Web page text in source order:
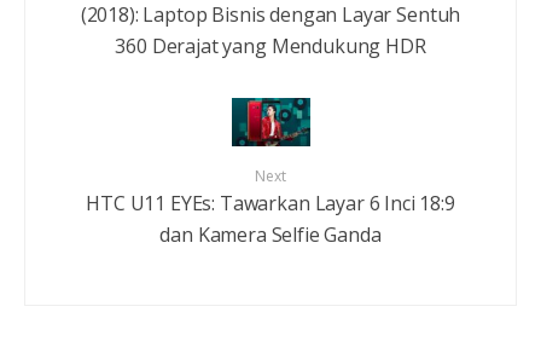
(2018): Laptop Bisnis dengan Layar Sentuh
360 Derajat yang Mendukung HDR
Next
HTC U11 EYEs: Tawarkan Layar 6 Inci 18:9
dan Kamera Selfie Ganda